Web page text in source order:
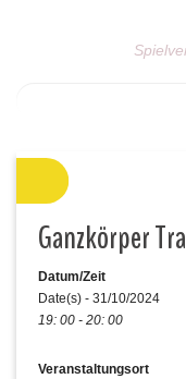
Ganzkörper
Datum/Zeit
Date(s) - 31/10/2024
19: 00 - 20: 00
Veranstaltungsort